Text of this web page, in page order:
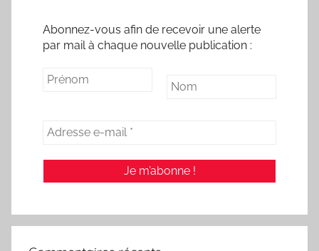
Abonnez-vous afin de recevoir une alerte
par mail à chaque nouvelle publication :